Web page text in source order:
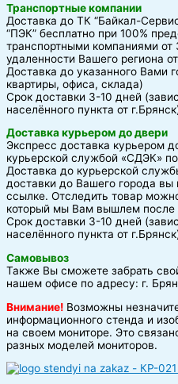
Транспортные компании
Доставка до ТК “Байкал-
“ПЭК” бесплатно при 100%
транспортными компаниями от
удаленности Вашего региона
Доставка до указанного Вами
квартиры, офиса, склада)
Срок доставки 3-10 дней
населённого пункта от
Доставка курьером до двери
Экспресс доставка курьером
курьерской службой «СДЭК»
Доставка до курьерской
доставки до Вашего города
ссылке. Отследить товар
который мы Вам вышлем после
Срок доставки 3-10 дней
населённого пункта от
Самовывоз
Также Вы сможете забрать
нашем офисе по адресу: г.
Внимание! Возможны
информационного стенда и
на своем мониторе. Это
разных моделей мониторов.